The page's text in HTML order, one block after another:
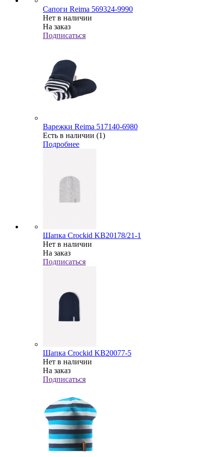
Сапоги Reima 569324-9990
Нет в наличии
На заказ
Подписаться
Варежки Reima 517140-6980
Есть в наличии (1)
Подробнее
Шапка Crockid KB20178/21-1
Нет в наличии
На заказ
Подписаться
Шапка Crockid KB20077-5
Нет в наличии
На заказ
Подписаться